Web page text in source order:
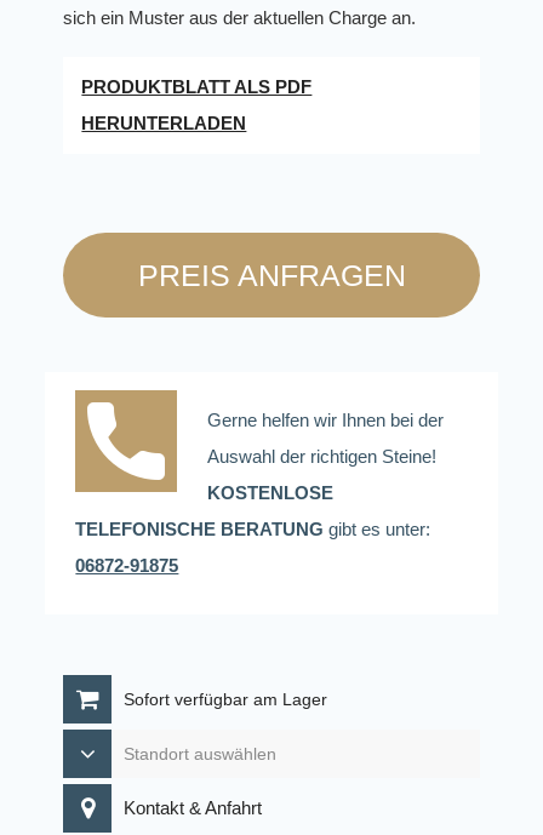
sich ein Muster aus der aktuellen Charge an.
PRODUKTBLATT ALS PDF
HERUNTERLADEN
PREIS ANFRAGEN
Gerne helfen wir Ihnen bei der
Auswahl der richtigen Steine!
KOSTENLOSE
TELEFONISCHE BERATUNG gibt es unter:
06872-91875
Sofort verfügbar am Lager
Kontakt & Anfahrt